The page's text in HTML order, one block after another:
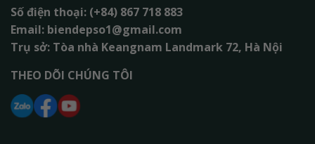
Số điện thoại: (+84) 867 718 883
Email: biendepso1@gmail.com
Trụ sở: Tòa nhà Keangnam Landmark 72, Hà Nội
THEO DÕI CHÚNG TÔI